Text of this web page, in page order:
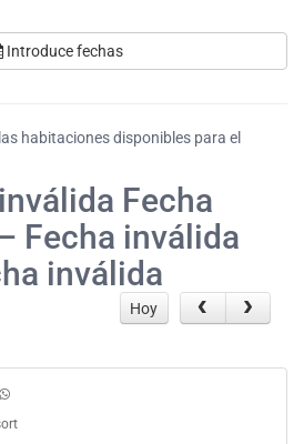
Introduce fechas
habitaciones disponibles para el
Fecha
Fecha inválida
inválida
Hoy